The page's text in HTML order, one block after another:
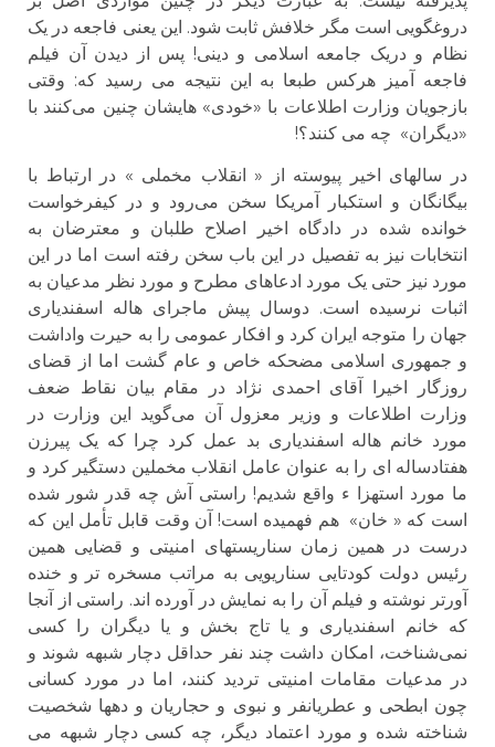
دروغگویی است مگر خلافش ثابت شود. این یعنی فاجعه در یک
نظام و دریک جامعه اسلامی و دینی! پس از دیدن آن فیلم
فاجعه آمیز هرکس طبعا به این نتیجه می رسید که: وقتی
بازجویان وزارت اطلاعات با «خودی» هایشان چنین می‌کنند با
«دیگران» چه می کنند؟!
در سالهای اخیر پیوسته از « انقلاب مخملی » در ارتباط با
بیگانگان و استکبار آمریکا سخن می‌رود و در کیفرخواست
خوانده شده در دادگاه اخیر اصلاح طلبان و معترضان به
انتخابات نیز به تفصیل در این باب سخن رفته است اما در این
مورد نیز حتی یک مورد ادعاهای مطرح و مورد نظر مدعیان به
اثبات نرسیده است. دوسال پیش ماجرای هاله اسفندیاری
جهان را متوجه ایران کرد و افکار عمومی را به حیرت واداشت
و جمهوری اسلامی مضحکه خاص و عام گشت اما از قضای
روزگار اخیرا آقای احمدی نژاد در مقام بیان نقاط ضعف
وزارت اطلاعات و وزیر معزول آن می‌گوید این وزارت در
مورد خانم هاله اسفندیاری بد عمل کرد چرا که یک پیرزن
هفتادساله ای را به عنوان عامل انقلاب مخملین دستگیر کرد و
ما مورد استهزا ء واقع شدیم! راستی آش چه قدر شور شده
است که « خان» هم فهمیده است! آن وقت قابل تأمل این که
درست در همین زمان سناریستهای امنیتی و قضایی همین
رئیس دولت کودتایی سناریویی به مراتب مسخره تر و خنده
آورتر نوشته و فیلم آن را به نمایش در آورده اند. راستی از آنجا
که خانم اسفندیاری و یا تاج بخش و یا دیگران را کسی
نمی‌شناخت، امکان داشت چند نفر حداقل دچار شبهه شوند و
در مدعیات مقامات امنیتی تردید کنند، اما در مورد کسانی
چون ابطحی و عطریانفر و نبوی و حجاریان و دهها شخصیت
شناخته شده و مورد اعتماد دیگر، چه کسی دچار شبهه می